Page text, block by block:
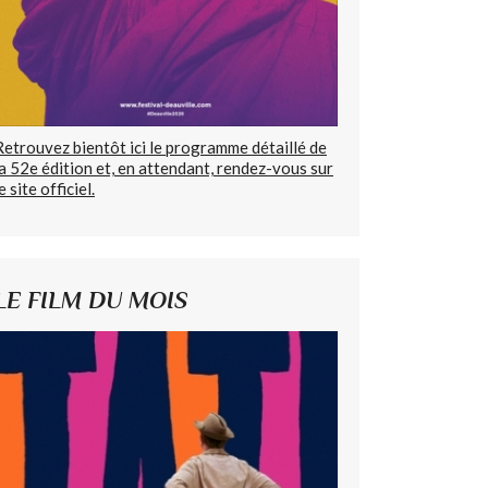
bientôt ici le programme détaillé de
52e édition et, en attendant, rendez-vous sur
site officiel.
FILM DU MOIS